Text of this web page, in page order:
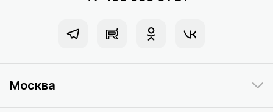
Москва